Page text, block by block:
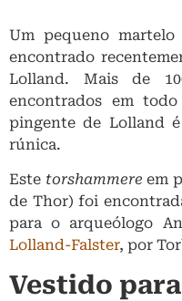
Um pequeno
encontrado
Lolland. Mais de
encontrados em
pingente de Lolland
rúnica.
Este torshammere em
de Thor) foi
para o arqueólogo
Lolland-Falster, por
Vestido